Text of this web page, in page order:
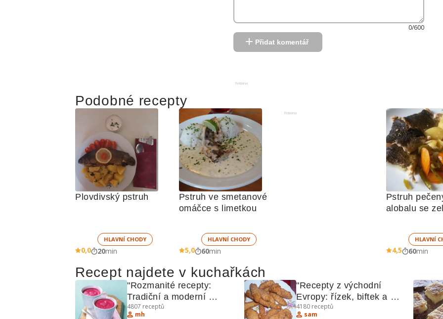
0/600
Přidat komentář
Reklama
Podobné recepty
Plovdivský pstruh
HLAVNÍ CHODY
0,0 20min
Pstruh ve smetanové
omáčce s limetkou
HLAVNÍ CHODY
5,0 60min
Reklama
Pstruh
alobalu se
HLAVNÍ
4,5 60min
Recept najdete v kuchařkách
"Rozmanité recepty:
Tradiční a moderní
pokrmy"
4807 receptů
mh
"Recepty z východní
Evropy: řízek, biftek a
další lahůdky"
4180 receptů
sam